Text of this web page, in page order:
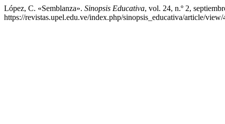
López, C. «Semblanza». Sinopsis Educativa, vol. 24, n.º 2,
https://revistas.upel.edu.ve/index.php/sinopsis_educativa/article/view/